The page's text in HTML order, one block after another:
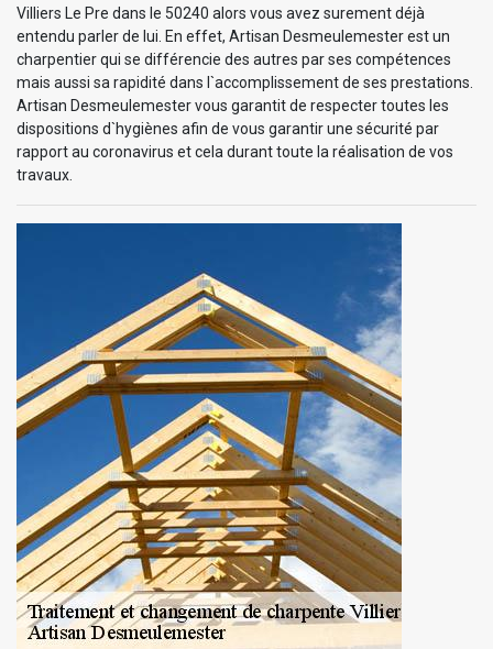
Villiers Le Pre dans le 50240 alors vous avez surement déjà
entendu parler de lui. En effet, Artisan Desmeulemester est un
charpentier qui se différencie des autres par ses compétences
mais aussi sa rapidité dans l`accomplissement de ses prestations.
Artisan Desmeulemester vous garantit de respecter toutes les
dispositions d`hygiènes afin de vous garantir une sécurité par
rapport au coronavirus et cela durant toute la réalisation de vos
travaux.